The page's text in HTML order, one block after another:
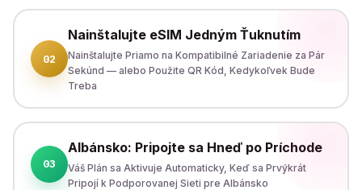
02
Nainštalujte eSIM Jedným Ťuknutím
Nainštalujte Priamo na Kompatibilné Zariadenie za Pár
Sekúnd — alebo Použite QR Kód, Kedykoľvek Bude
Treba
03
Albánsko: Pripojte sa Hneď po Príchode
Váš Plán sa Aktivuje Automaticky, Keď sa Prvýkrát
Pripojí k Podporovanej Sieti pre Albánsko